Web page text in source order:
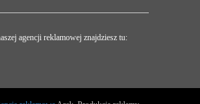
agencji reklamowej znajdziesz tu: